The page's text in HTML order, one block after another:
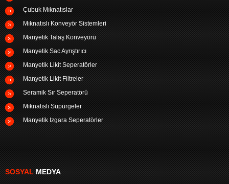
Çubuk Mıknatıslar
Mıknatıslı Konveyör Sistemleri
Manyetik Talaş Konveyörü
Manyetik Sac Ayrıştırıcı
Manyetik Likit Seperatörler
Manyetik Likit Filtreler
Seramik Sır Seperatörü
Mıknatıslı Süpürgeler
Manyetik Izgara Seperatörler
SOSYALMEDYA